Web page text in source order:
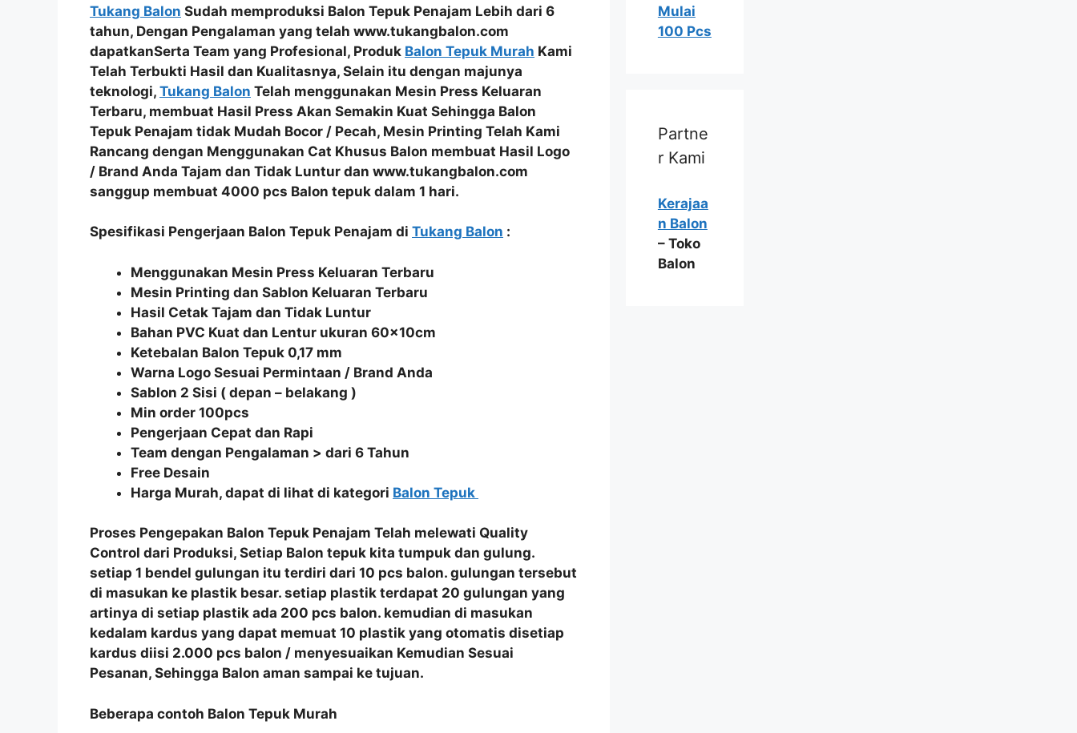
Tukang Balon Sudah memproduksi Balon Tepuk Penajam Lebih dari 6
tahun, Dengan Pengalaman yang telah www.tukangbalon.com
dapatkanSerta Team yang Profesional, Produk Balon Tepuk Murah Kami
Telah Terbukti Hasil dan Kualitasnya, Selain itu dengan majunya
teknologi, Tukang Balon Telah menggunakan Mesin Press Keluaran
Terbaru, membuat Hasil Press Akan Semakin Kuat Sehingga Balon
Tepuk Penajam tidak Mudah Bocor / Pecah, Mesin Printing Telah Kami
Rancang dengan Menggunakan Cat Khusus Balon membuat Hasil Logo
/ Brand Anda Tajam dan Tidak Luntur dan www.tukangbalon.com
sanggup membuat 4000 pcs Balon tepuk dalam 1 hari.
Spesifikasi Pengerjaan Balon Tepuk Penajam di Tukang Balon :
Menggunakan Mesin Press Keluaran Terbaru
Mesin Printing dan Sablon Keluaran Terbaru
Hasil Cetak Tajam dan Tidak Luntur
Bahan PVC Kuat dan Lentur ukuran 60x10cm
Ketebalan Balon Tepuk 0,17 mm
Warna Logo Sesuai Permintaan / Brand Anda
Sablon 2 Sisi ( depan – belakang )
Min order 100pcs
Pengerjaan Cepat dan Rapi
Team dengan Pengalaman > dari 6 Tahun
Free Desain
Harga Murah, dapat di lihat di kategori Balon Tepuk
Proses Pengepakan Balon Tepuk Penajam Telah melewati Quality
Control dari Produksi, Setiap Balon tepuk kita tumpuk dan gulung.
setiap 1 bendel gulungan itu terdiri dari 10 pcs balon. gulungan tersebut
di masukan ke plastik besar. setiap plastik terdapat 20 gulungan yang
artinya di setiap plastik ada 200 pcs balon. kemudian di masukan
kedalam kardus yang dapat memuat 10 plastik yang otomatis disetiap
kardus diisi 2.000 pcs balon / menyesuaikan Kemudian Sesuai
Pesanan, Sehingga Balon aman sampai ke tujuan.
Beberapa contoh Balon Tepuk Murah
Mulai
100 Pcs
Partne
r Kami
Kerajaa
n Balon
– Toko
Balon